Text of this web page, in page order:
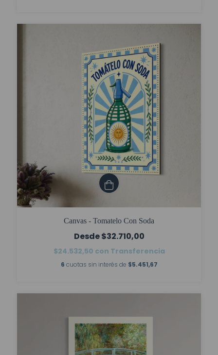
Canvas - Tomatelo Con Soda
$32.710,00
$24.532,50 con Transferencia
6 cuotas sin interés de $5.451,67